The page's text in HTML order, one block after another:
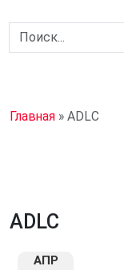
Главная » ADLC
ADLC
АПР